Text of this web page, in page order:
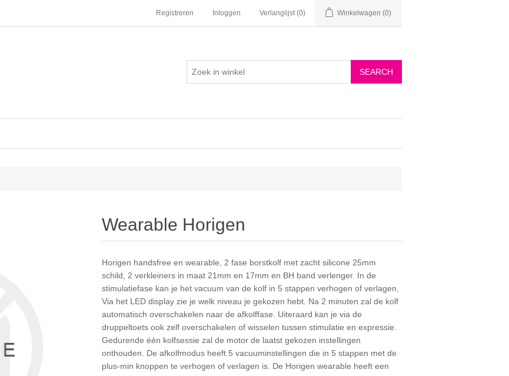
Registreren Inloggen Verlanglijst (0) Winkelwagen (0)
Wearable Horigen
Horigen handsfree en wearable, 2 fase borstkolf met zacht silicone 25mm
schild, 2 verkleiners in maat 21mm en 17mm en BH band verlenger. In de
stimulatiefase kan je het vacuum van de kolf in 5 stappen verhogen of verlagen,
Via het LED display zie je welk niveau je gekozen hebt. Na 2 minuten zal de kolf
automatisch overschakelen naar de afkolffase. Uiteraard kan je via de
druppeltoets ook zelf overschakelen of wisselen tussen stimulatie en expressie.
Gedurende één kolfsessie zal de motor de laatst gekozen instellingen
onthouden. De afkolfmodus heeft 5 vacuuminstellingen die in 5 stappen met de
plus-min knoppen te verhogen of verlagen is. De Horigen wearable heeft een